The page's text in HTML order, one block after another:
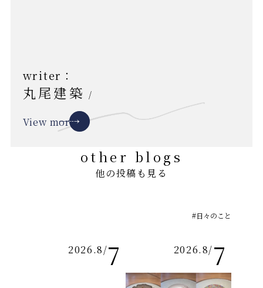
writer：
丸尾建築 /
View more
other blogs
他の投稿も見る
2026.8/7 2026.8/7
#日々のこと